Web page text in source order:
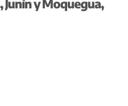
Junín y Moquegua,